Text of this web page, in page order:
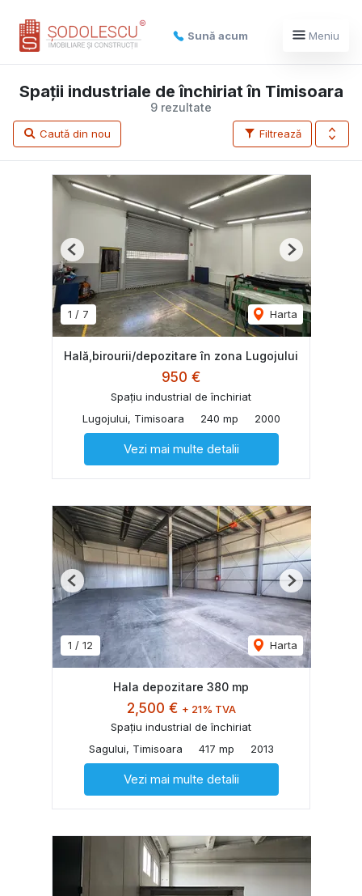
Sună acum Meniu
9 rezultate
Spații industriale de închiriat în Timisoara
Filtrează
Caută din nou
1 / 7 Harta
Previous Next
Hală,birourii/depozitare în zona Lugojului
950 €
Spațiu industrial de închiriat
Lugojului, Timisoara
240 mp 2000
Vezi mai multe detalii
1 / 12 Harta
Previous Next
Hala depozitare 380 mp
2,500 € + 21% TVA
Spațiu industrial de închiriat
Sagului, Timisoara
417 mp 2013
Vezi mai multe detalii